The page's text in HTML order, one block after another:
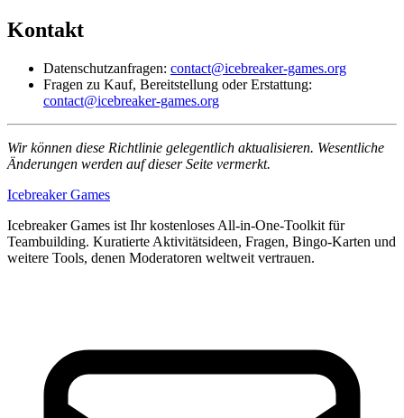
Kontakt
Datenschutzanfragen: contact@icebreaker-games.org
Fragen zu Kauf, Bereitstellung oder Erstattung:
contact@icebreaker-games.org
Wir können diese Richtlinie gelegentlich aktualisieren. Wesentliche
Änderungen werden auf dieser Seite vermerkt.
Icebreaker Games
Icebreaker Games ist Ihr kostenloses All-in-One-Toolkit für
Teambuilding. Kuratierte Aktivitätsideen, Fragen, Bingo-Karten und
weitere Tools, denen Moderatoren weltweit vertrauen.